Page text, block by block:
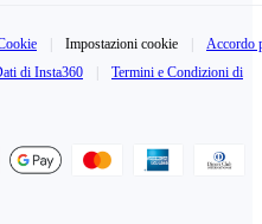
Impostazioni cookie
Accordo
di Insta360
Termini e Condizioni di